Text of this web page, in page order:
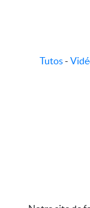
Tutos-